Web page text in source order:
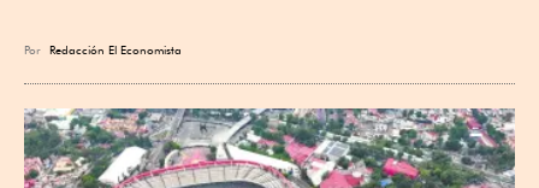
Por Redacción El Economista